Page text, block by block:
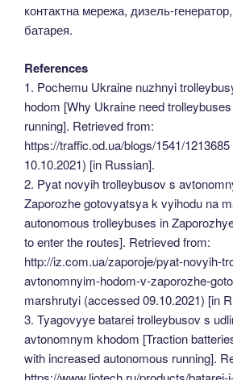
контактна мережа, дизель-
батарея.
References
1. Pochemu Ukraine nuzhnyi
hodom [Why Ukraine need
running]. Retrieved from:
https://traffic.od.ua/blogs/1541/
10.10.2021) [in Russian].
2. Pyat novyih trolleybusov s
Zaporozhe gotovyatsya k vyihodu na
autonomous trolleybuses in
to enter the routes]. Retrieved from:
http://iz.com.ua/zaporoje/pyat-novyih-
avtonomnyim-hodom-v-zaporozhe-
marshrutyi (accessed 09.10.2021) [in
3. Tyagovyye batarei trolleybusov s
avtonomnym khodom [Traction
with increased autonomous running].